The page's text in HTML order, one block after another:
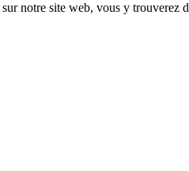
sur notre site web, vous y trouverez